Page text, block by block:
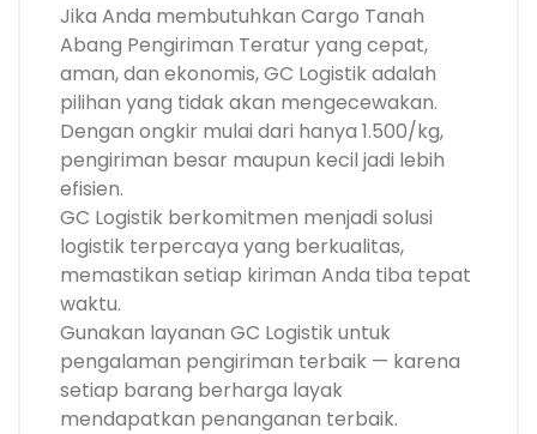
Jika Anda membutuhkan Cargo Tanah
Abang Pengiriman Teratur yang cepat,
aman, dan ekonomis, GC Logistik adalah
pilihan yang tidak akan mengecewakan.
Dengan ongkir mulai dari hanya 1.500/kg,
pengiriman besar maupun kecil jadi lebih
efisien.
GC Logistik berkomitmen menjadi solusi
logistik terpercaya yang berkualitas,
memastikan setiap kiriman Anda tiba tepat
waktu.
Gunakan layanan GC Logistik untuk
pengalaman pengiriman terbaik — karena
setiap barang berharga layak
mendapatkan penanganan terbaik.